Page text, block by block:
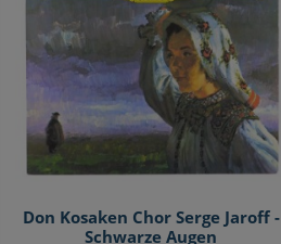
Don Kosaken Chor Serge Jaroff -
Schwarze Augen